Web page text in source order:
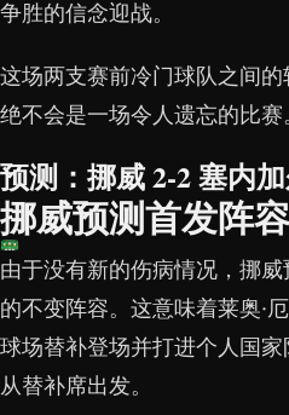
争胜的信念迎战。
这场两支赛前冷门球队之间
绝不会是一场令人遗忘的比赛
预测：挪威 2-2 塞内
挪威预测首发阵
由于没有新的伤病情况，挪
的不变阵容。这意味着莱奥
球场替补登场并打进个人国
从替补席出发。